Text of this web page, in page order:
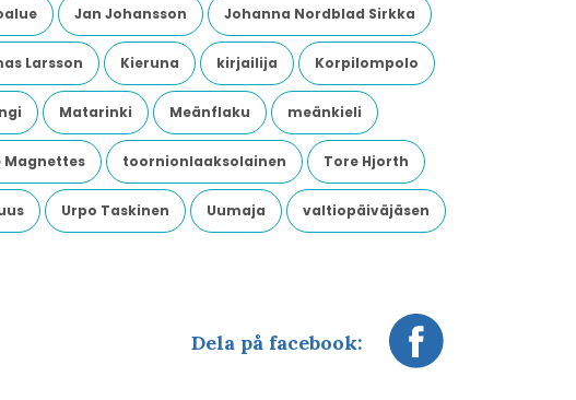
Jan Johansson Johanna Nordblad Sirkka
Larsson Kieruna kirjailija Korpilompolo
Matarinki Meänflaku meänkieli
Magnettes toornionlaaksolainen Tore Hjorth
Urpo Taskinen Uumaja valtiopäiväjäsen
Dela på facebook: